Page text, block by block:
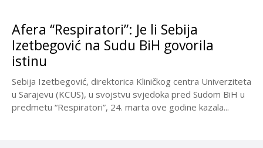
Afera “Respiratori”: Je li Sebija
Izetbegović na Sudu BiH govorila
istinu
Sebija Izetbegović, direktorica Kliničkog centra Univerziteta
u Sarajevu (KCUS), u svojstvu svjedoka pred Sudom BiH u
predmetu “Respiratori”, 24. marta ove godine kazala...